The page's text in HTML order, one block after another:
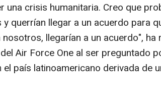
una crisis humanitaria. Creo que
querrían llegar a un acuerdo para
llegarían a un acuerdo",
Air Force One al ser preguntado
país latinoamericano derivada de